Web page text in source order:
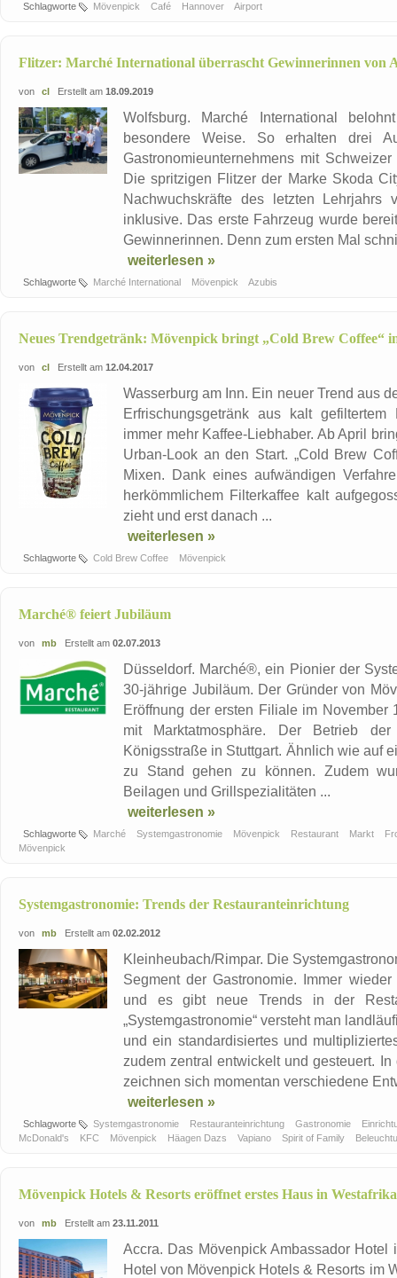
Schlagworte Mövenpick Café Hannover Airport
Flitzer: Marché International überrascht Gewinnerinnen von
von cl Erstellt am 18.09.2019
Wolfsburg. Marché International
besondere Weise. So erhalten drei
Gastronomieunternehmens mit
Die spritzigen Flitzer der Marke Skoda
Nachwuchskräfte des letzten Lehrjahrs
inklusive. Das erste Fahrzeug wurde
Gewinnerinnen. Denn zum ersten Mal
weiterlesen »
Schlagworte Marché International Mövenpick Azubis
Neues Trendgetränk: Mövenpick bringt „Cold Brew Coffee“
von cl Erstellt am 12.04.2017
Wasserburg am Inn. Ein neuer Trend aus
Erfrischungsgetränk aus kalt
immer mehr Kaffee-Liebhaber. Ab April
Urban-Look an den Start. „Cold Brew
Mixen. Dank eines aufwändigen
herkömmlichem Filterkaffee kalt
zieht und erst danach ...
weiterlesen »
Schlagworte Cold Brew Coffee Mövenpick
Marché® feiert Jubiläum
von mb Erstellt am 02.07.2013
Düsseldorf. Marché®, ein Pionier der
30-jährige Jubiläum. Der Gründer von
Eröffnung der ersten Filiale im
mit Marktatmosphäre. Der Betrieb
Königsstraße in Stuttgart. Ähnlich wie auf
zu Stand gehen zu können. Zudem
Beilagen und Grillspezialitäten ...
weiterlesen »
Schlagworte Marché Systemgastronomie Mövenpick Restaurant Markt
Mövenpick
Systemgastronomie: Trends der Restauranteinrichtung
von mb Erstellt am 02.02.2012
Kleinheubach/Rimpar. Die
Segment der Gastronomie. Immer
und es gibt neue Trends in der
„Systemgastronomie“ versteht man
und ein standardisiertes und
zudem zentral entwickelt und gesteuert.
zeichnen sich momentan verschiedene
weiterlesen »
Schlagworte Systemgastronomie Restauranteinrichtung Gastronomie
McDonald's
KFC Mövenpick Häagen Dazs Vapiano Spirit of Family
Mövenpick Hotels & Resorts eröffnet erstes Haus in Westafrika
von mb Erstellt am 23.11.2011
Accra. Das Mövenpick Ambassador
Hotel von Mövenpick Hotels & Resorts im